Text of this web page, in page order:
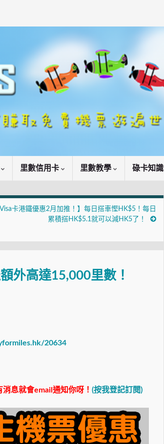
里數信用卡 里數教學 碌卡知識
Visa卡港鐵優惠2月加推！】每日搭車慳HK$5！每日
累積搭HK$5.1就可以減HK5了！
外高達15,000里數！
20634
息就會email通知你呀！ (按我登記訂閱)